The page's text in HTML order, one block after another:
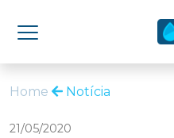
Home Notícia
21/05/2020